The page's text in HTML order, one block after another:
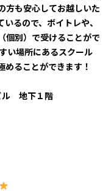
方も安心してお越しいた
るので、ボイトレや、
個別）で受けることがで
い場所にあるスクール
ることができます！
ル 地下１階